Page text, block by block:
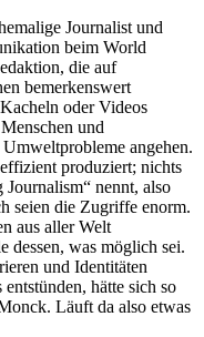
Journalist und
beim World
die auf
bemerkenswert
oder Videos
und
angehen.
produziert; nichts
nennt, also
seien die Zugriffe enorm.
aus aller Welt
dessen, was möglich sei.
und Identitäten
hätte sich so
Läuft da also etwas